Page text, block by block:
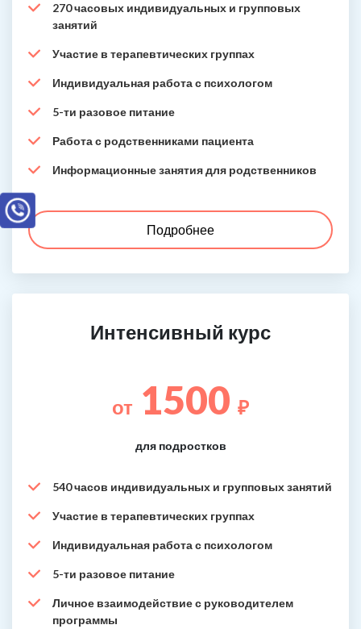
270 часовых индивидуальных и групповых
занятий
Участие в терапевтических группах
Индивидуальная работа с психологом
5-ти разовое питание
Работа с родственниками пациента
Информационные занятия для родственников
Подробнее
Интенсивный курс
от 1500 ₽
для подростков
540 часов индивидуальных и групповых занятий
Участие в терапевтических группах
Индивидуальная работа с психологом
5-ти разовое питание
Личное взаимодействие с руководителем
программы